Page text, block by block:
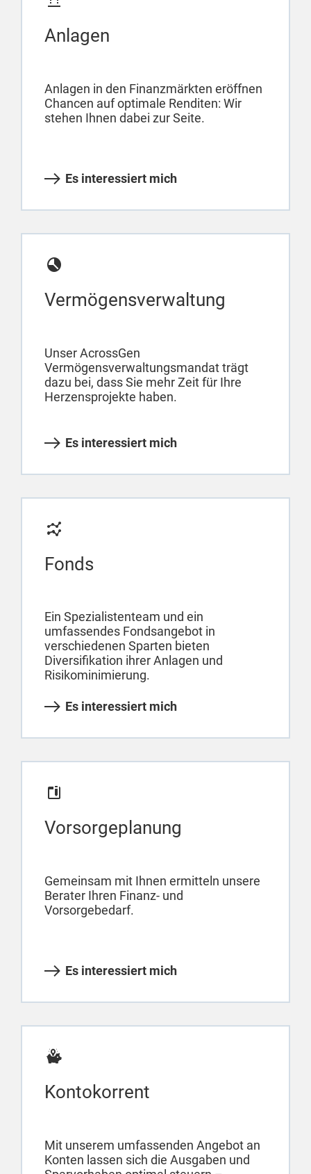
Anlagen
Anlagen in den Finanzmärkten eröffnen
Chancen auf optimale Renditen: Wir
stehen Ihnen dabei zur Seite.
Es interessiert mich
Vermögensverwaltung
Unser AcrossGen
Vermögensverwaltungsmandat trägt
dazu bei, dass Sie mehr Zeit für Ihre
Herzensprojekte haben.
Es interessiert mich
Fonds
Ein Spezialistenteam und ein
umfassendes Fondsangebot in
verschiedenen Sparten bieten
Diversifikation ihrer Anlagen und
Risikominimierung.
Es interessiert mich
Vorsorgeplanung
Gemeinsam mit Ihnen ermitteln unsere
Berater Ihren Finanz- und
Vorsorgebedarf.
Es interessiert mich
Kontokorrent
Mit unserem umfassenden Angebot an
Konten lassen sich die Ausgaben und